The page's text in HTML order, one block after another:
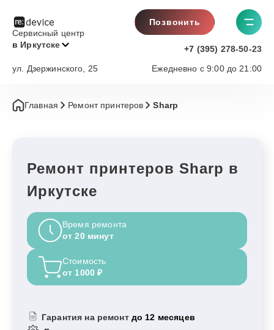
Сервисный центр
в Иркутске
Позвонить
+7 (395) 278-50-23
Ежедневно с 9:00 до 21:00
ул. Дзержинского, 25
Главная Ремонт принтеров Sharp
Ремонт принтеров Sharp в
Иркутске
Время ремонта
от 20 минут
Стоимость
от 1000 ₽
Гарантия на ремонт до 12 месяцев